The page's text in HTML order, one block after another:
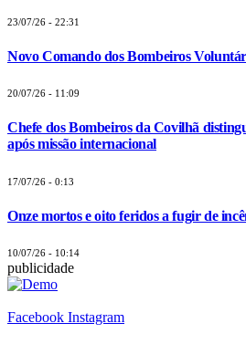
23/07/26 - 22:31
Novo Comando dos Bombeiros
20/07/26 - 11:09
Chefe dos Bombeiros da Covilhã
após missão internacional
17/07/26 - 0:13
Onze mortos e oito feridos a fugir de
10/07/26 - 10:14
publicidade
Facebook Instagram